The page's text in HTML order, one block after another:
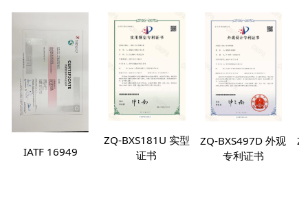
IATF 16949
ZQ-BXS181U 实型
证书
ZQ-BXS497D 外观
专利证书